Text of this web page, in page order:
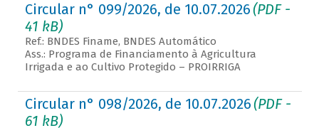
Circular n° 099/2026, de 10.07.2026(PDF -
41 kB)
Ref.: BNDES Finame, BNDES Automático
Ass.: Programa de Financiamento à Agricultura
Irrigada e ao Cultivo Protegido – PROIRRIGA
Circular n° 098/2026, de 10.07.2026(PDF -
61 kB)